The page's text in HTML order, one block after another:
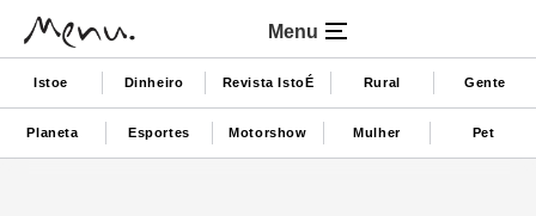
Menu
Istoe Dinheiro Revista IstoÉ Rural Gente
Planeta Esportes Motorshow Mulher Pet